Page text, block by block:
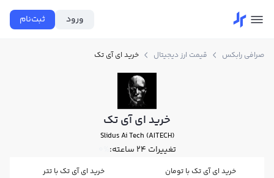
ورود ثبت‌نام
صرافی رابکس قیمت ارز دیجیتال خرید ای آی تک
خرید ای آی تک
Slidus Ai Tech (AITECH)
تغییرات ۲۴ ساعته: 0%
خرید ای آی تک با تومان خرید ای آی تک با تتر